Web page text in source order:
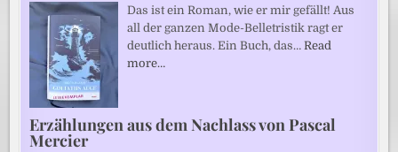
Das ist ein Roman, wie er mir gefällt! Aus
all der ganzen Mode-Belletristik ragt er
deutlich heraus. Ein Buch, das…Read
more…
Erzählungen aus dem Nachlass von Pascal
Mercier